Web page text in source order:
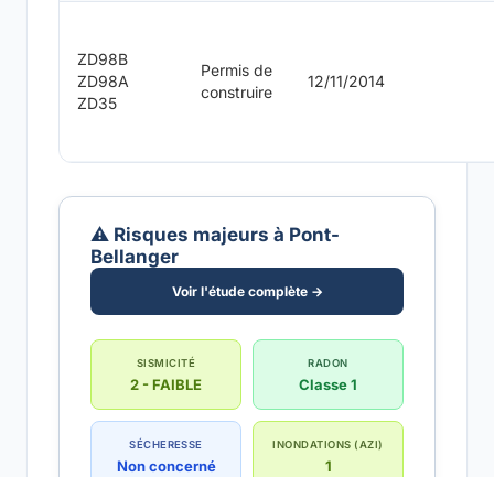
ZD98B
ZD98A
ZD35
Permis de
construire
12/11/2014
⚠️ Risques majeurs à Pont-
Bellanger
Voir l'étude complète →
SISMICITÉ
2 - FAIBLE
RADON
Classe 1
SÉCHERESSE
Non concerné
INONDATIONS (AZI)
1